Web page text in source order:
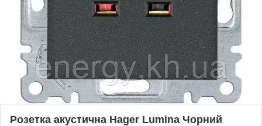
Розетка акустична Hager Lumina Чорний